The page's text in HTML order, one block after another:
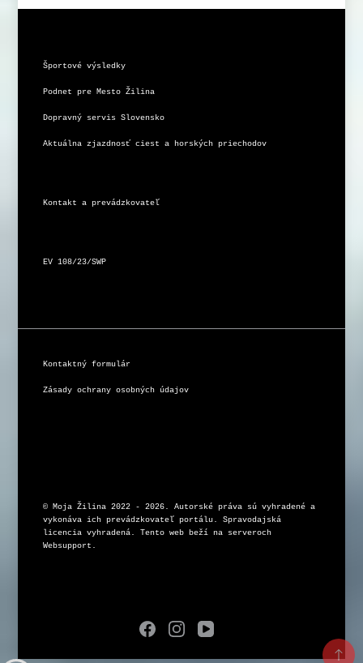
Športové výsledky
Podnet pre Mesto Žilina
Dopravný servis Slovensko
Aktuálna zjazdnosť ciest a horských priechodov
Kontakt a prevádzkovateľ
EV 108/23/SWP
Kontaktný formulár
Zásady ochrany osobných údajov
© Moja Žilina 2022 - 2026. Autorské práva sú vyhradené a
vykonáva ich prevádzkovateľ portálu. Spravodajská
licencia vyhradená. Tento web beží na serveroch